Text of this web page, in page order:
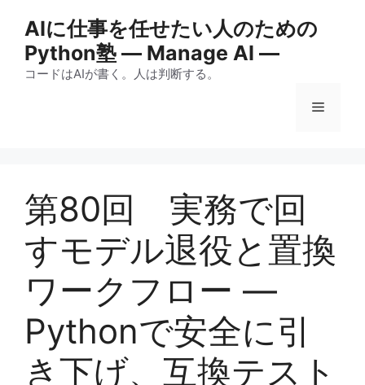
AIに仕事を任せたい人のための
Python塾 ― Manage AI ―
コードはAIが書く。人は判断する。
メ
ー
第80回 実務で回
すモデル退役と置換
ワークフロー —
Pythonで安全に引
き下げ、互換テスト